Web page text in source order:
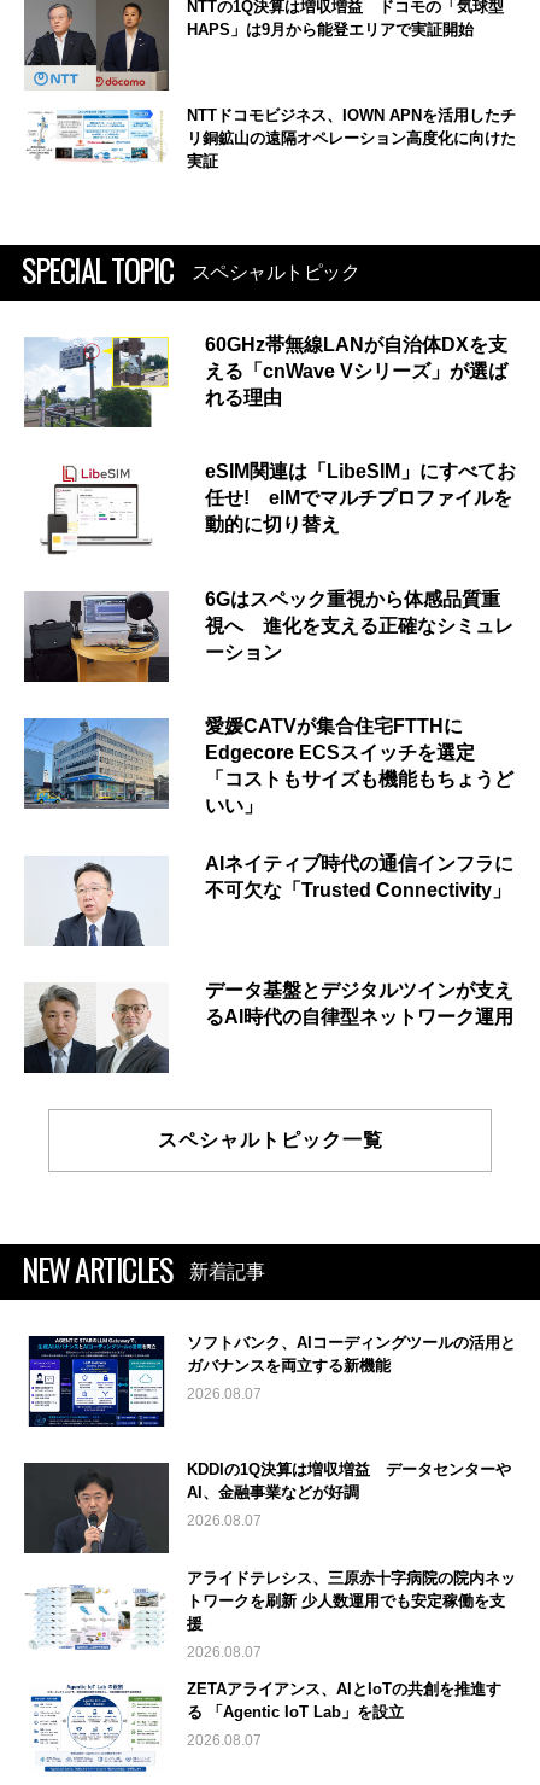
NTTの1Q決算は増収増益 ドコモの「気球型
HAPS」は9月から能登エリアで実証開始
NTTドコモビジネス、IOWN APNを活用したチ
リ銅鉱山の遠隔オペレーション高度化に向けた
実証
SPECIAL TOPIC スペシャルトピック
60GHz帯無線LANが自治体DXを支
える「cnWave Vシリーズ」が選ば
れる理由
eSIM関連は「LibeSIM」にすべてお
任せ! eIMでマルチプロファイルを
動的に切り替え
6Gはスペック重視から体感品質重
視へ 進化を支える正確なシミュレ
ーション
愛媛CATVが集合住宅FTTHに
Edgecore ECSスイッチを選定
「コストもサイズも機能もちょうど
いい」
AIネイティブ時代の通信インフラに
不可欠な「Trusted Connectivity」
データ基盤とデジタルツインが支え
るAI時代の自律型ネットワーク運用
スペシャルトピック一覧
NEW ARTICLES 新着記事
ソフトバンク、AIコーディングツールの活用と
ガバナンスを両立する新機能
2026.08.07
KDDIの1Q決算は増収増益 データセンターや
AI、金融事業などが好調
2026.08.07
アライドテレシス、三原赤十字病院の院内ネッ
トワークを刷新 少人数運用でも安定稼働を支
援
2026.08.07
ZETAアライアンス、AIとIoTの共創を推進す
る 「Agentic IoT Lab」を設立
2026.08.07